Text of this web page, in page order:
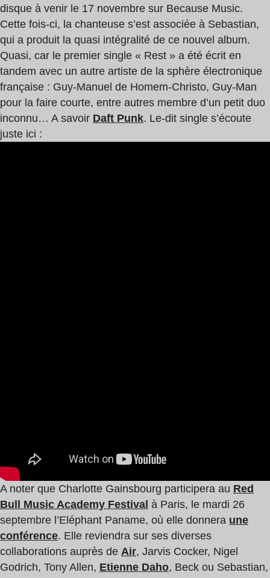
disque à venir le 17 novembre sur Because Music.
Cette fois-ci, la chanteuse s’est associée à Sebastian,
qui a produit la quasi intégralité de ce nouvel album.
Quasi, car le premier single « Rest » a été écrit en
tandem avec un autre artiste de la sphère électronique
française : Guy-Manuel de Homem-Christo, Guy-Man
pour la faire courte, entre autres membre d’un petit duo
inconnu… A savoir Daft Punk. Le-dit single s’écoute
juste ici :
A noter que Charlotte Gainsbourg participera au Red
Bull Music Academy Festival à Paris, le mardi 26
septembre l’Eléphant Paname, où elle donnera une
conférence. Elle reviendra sur ses diverses
collaborations auprès de Air, Jarvis Cocker, Nigel
Godrich, Tony Allen, Etienne Daho, Beck ou Sebastian,